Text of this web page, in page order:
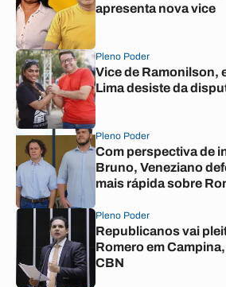
apresenta nova vice
Pleno Poder
Vice de Ramonilson,
Lima desiste da
Pleno Poder
Com perspectiva de
Bruno, Veneziano
mais rápida sobre
Pleno Poder
Republicanos vai
Romero em
CBN